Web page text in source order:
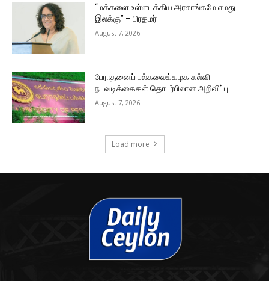
“மக்களை உள்ளடக்கிய அரசாங்கமே எமது
இலக்கு” – பிரதமர்
August 7, 2026
பேராதனைப் பல்கலைக்கழக கல்வி
நடவடிக்கைகள் தொடர்பிலான அறிவிப்பு
August 7, 2026
Load more